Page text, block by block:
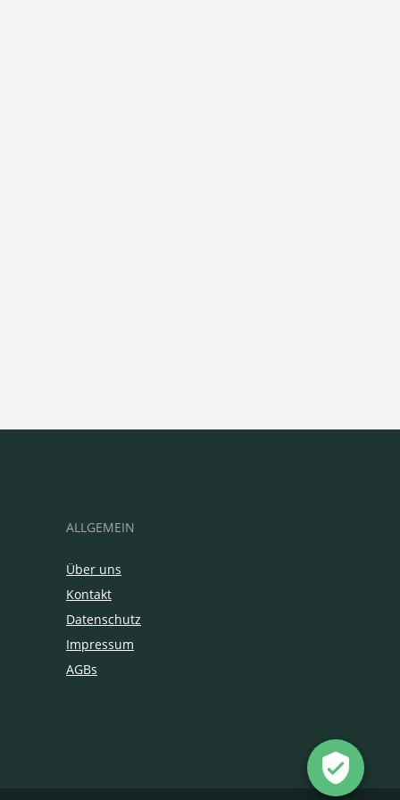
ALLGEMEIN
Über uns
Kontakt
Datenschutz
Impressum
AGBs